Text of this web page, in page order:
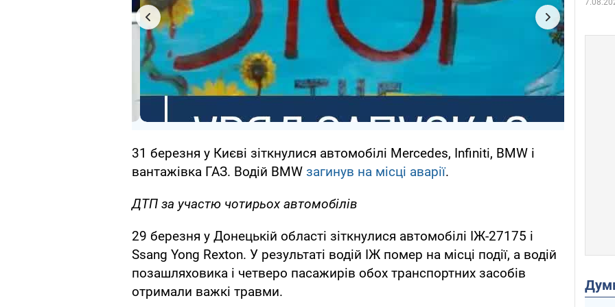
31 березня у Києві зіткнулися автомобілі Mercedes, Infiniti, BMW і
вантажівка ГАЗ. Водій BMW загинув на місці аварії.
ДТП за участю чотирьох автомобілів
29 березня у Донецькій області зіткнулися автомобілі ІЖ-27175 і
Ssang Yong Rexton. У результаті водій ІЖ помер на місці події, а водій
позашляховика і четверо пасажирів обох транспортних засобів
отримали важкі травми.